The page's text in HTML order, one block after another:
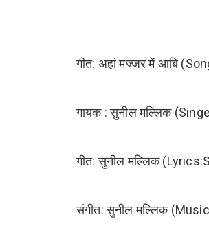
गीत: अहां मज्जर में आबि
गायक : सुनील मल्लिक
गीत: सुनील मल्लिक
संगीत: सुनील मल्लिक